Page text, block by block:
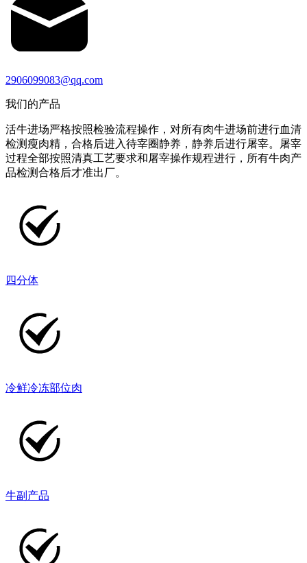
2906099083@qq.com
我们的产品
活牛进场严格按照检验流程操作，对所有肉牛进场前进行血清
检测瘦肉精，合格后进入待宰圈静养，静养后进行屠宰。屠宰
过程全部按照清真工艺要求和屠宰操作规程进行，所有牛肉产
品检测合格后才准出厂。
四分体
冷鲜冷冻部位肉
牛副产品